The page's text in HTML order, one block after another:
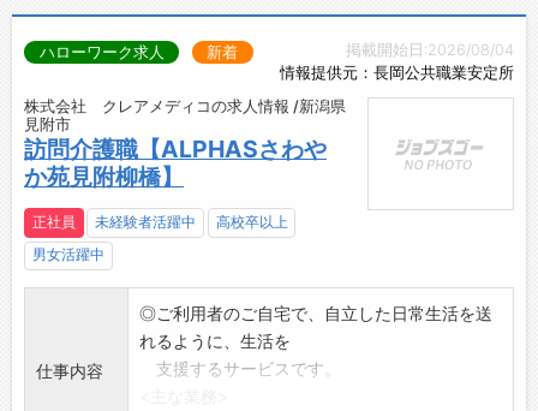
掲載開始日:2026/08/04
情報提供元：長岡公共職業安定所
ハローワーク求人 新着
株式会社 クレアメディコの求人情報 /新潟県
見附市
訪問介護職【ALPHASさわや
か苑見附柳橋】
正社員 未経験者活躍中
高校卒以上
男女活躍中
仕事内容
◎ご利用者のご自宅で、自立した日常生活を送
れるように、生活を
支援するサービスです。